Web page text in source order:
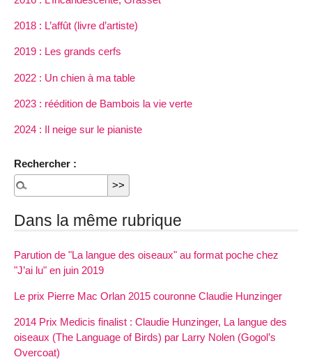
2018 : L’affût (livre d’artiste)
2019 : Les grands cerfs
2022 : Un chien à ma table
2023 : réédition de Bambois la vie verte
2024 : Il neige sur le pianiste
Rechercher :
Dans la même rubrique
Parution de "La langue des oiseaux" au format poche chez
"J’ai lu" en juin 2019
Le prix Pierre Mac Orlan 2015 couronne Claudie Hunzinger
2014 Prix Medicis finalist : Claudie Hunzinger, La langue des
oiseaux (The Language of Birds) par Larry Nolen (Gogol’s
Overcoat)